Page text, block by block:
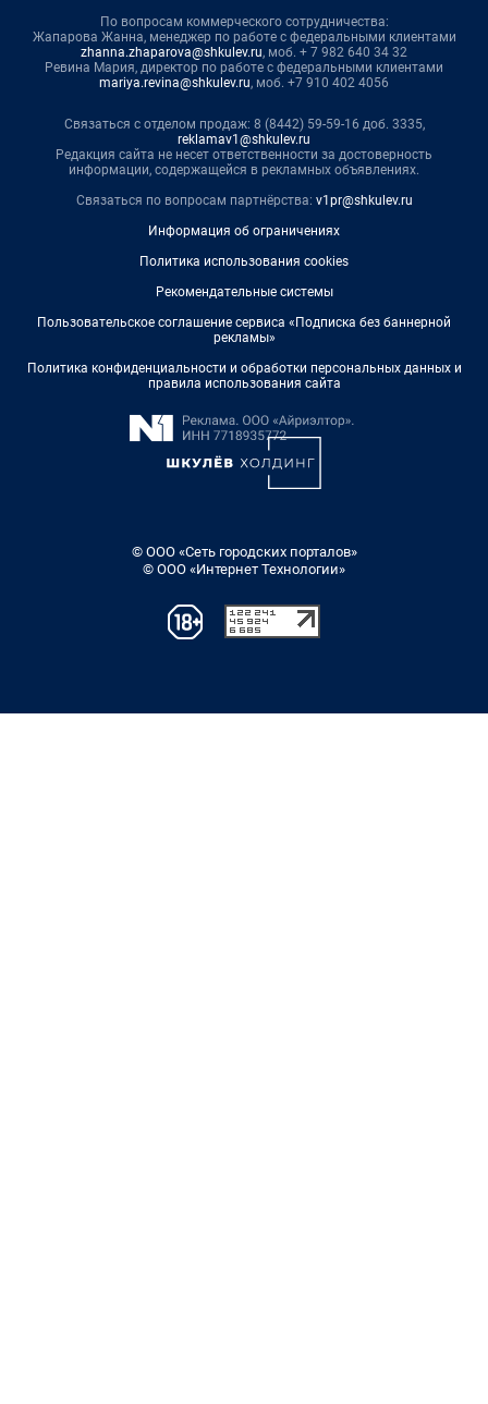
По вопросам коммерческого сотрудничества:
Жапарова Жанна, менеджер по работе с федеральными клиентами
zhanna.zhaparova@shkulev.ru, моб. + 7 982 640 34 32
Ревина Мария, директор по работе с федеральными клиентами
mariya.revina@shkulev.ru, моб. +7 910 402 4056
Связаться с отделом продаж: 8 (8442) 59-59-16 доб. 3335,
reklamav1@shkulev.ru
Редакция сайта не несет ответственности за достоверность
информации, содержащейся в рекламных объявлениях.
Связаться по вопросам партнёрства: v1pr@shkulev.ru
Информация об ограничениях
Политика использования cookies
Рекомендательные системы
Пользовательское соглашение сервиса «Подписка без баннерной
рекламы»
Политика конфиденциальности и обработки персональных данных и
правила использования сайта
© ООО «Сеть городских порталов»
© ООО «Интернет Технологии»